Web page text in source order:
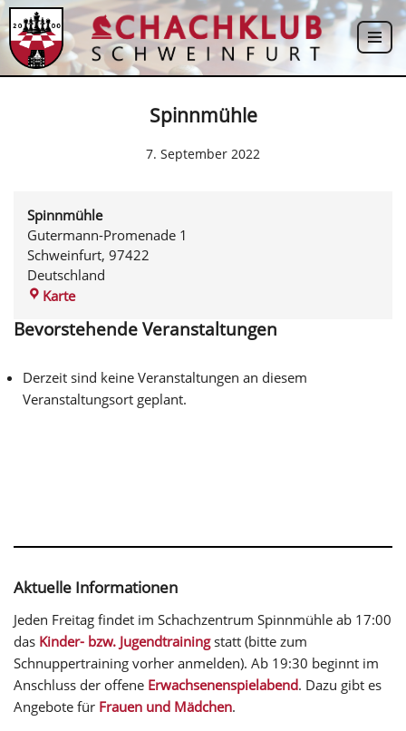
Zum
Inhalt
Spinnmühle
7. September 2022
Spinnmühle
Gutermann-Promenade 1
Schweinfurt, 97422
Deutschland
Karte
Bevorstehende Veranstaltungen
Derzeit sind keine Veranstaltungen an diesem
Veranstaltungsort geplant.
Aktuelle Informationen
Jeden Freitag findet im Schachzentrum Spinnmühle ab 17:00
das Kinder- bzw. Jugendtrainingstatt (bitte zum
Schnuppertraining vorher anmelden). Ab 19:30 beginnt im
Anschluss der offene Erwachsenenspielabend. Dazu gibt es
Angebote für Frauen und Mädchen.